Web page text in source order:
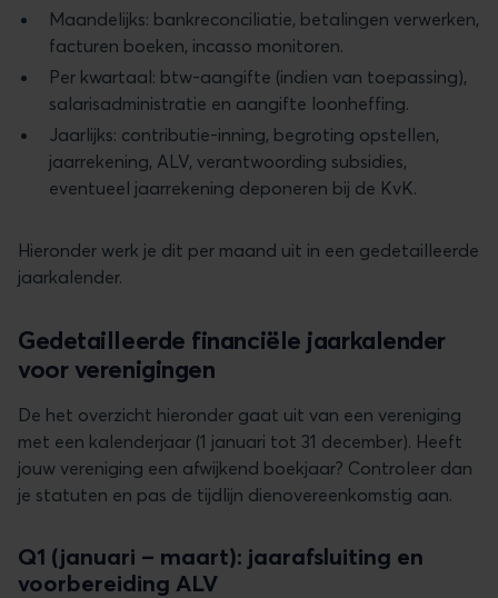
Maandelijks: bankreconciliatie, betalingen verwerken,
facturen boeken, incasso monitoren.
Per kwartaal: btw-aangifte (indien van toepassing),
salarisadministratie en aangifte loonheffing.
Jaarlijks: contributie-inning, begroting opstellen,
jaarrekening, ALV, verantwoording subsidies,
eventueel jaarrekening deponeren bij de KvK.
Hieronder werk je dit per maand uit in een gedetailleerde
jaarkalender.
Gedetailleerde financiële jaarkalender
voor verenigingen
De het overzicht hieronder gaat uit van een vereniging
met een kalenderjaar (1 januari tot 31 december). Heeft
jouw vereniging een afwijkend boekjaar? Controleer dan
je statuten en pas de tijdlijn dienovereenkomstig aan.
Q1 (januari – maart): jaarafsluiting en
voorbereiding ALV